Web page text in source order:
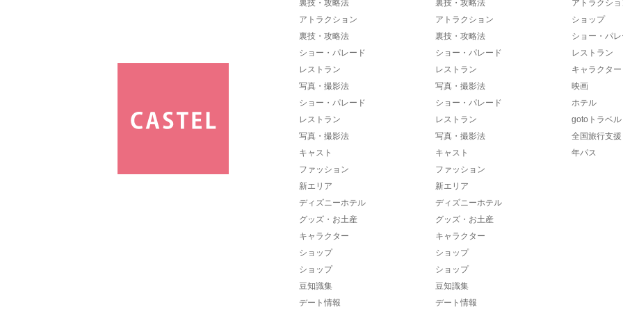
裏技・攻略法
アトラクション
裏技・攻略法
ショー・パレード
レストラン
写真・撮影法
ショー・パレード
レストラン
写真・撮影法
キャスト
ファッション
新エリア
ディズニーホテル
グッズ・お土産
キャラクター
ショップ
ショップ
豆知識集
デート情報
裏技・攻略法
アトラクション
裏技・攻略法
ショー・パレード
レストラン
写真・撮影法
ショー・パレード
レストラン
写真・撮影法
キャスト
ファッション
新エリア
ディズニーホテル
グッズ・お土産
キャラクター
ショップ
ショップ
豆知識集
デート情報
アトラクシ
ショップ
ショー・パ
レストラン
キャラクター
映画
ホテル
gotoトラベル
全国旅行支援
年パス